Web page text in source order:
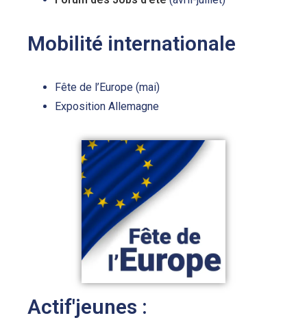
Mobilité internationale
Fête de l’Europe (mai)
Exposition Allemagne
Actif'jeunes :